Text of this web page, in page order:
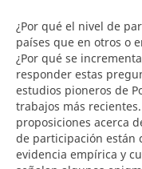
¿Por qué el nivel de
países que en otros o
¿Por qué se
responder estas
estudios pioneros de
trabajos más
proposiciones acerca
de participación están
evidencia empírica y